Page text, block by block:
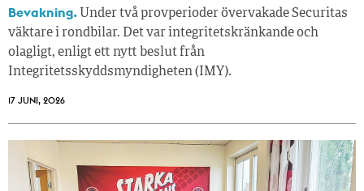
Bevakning. Under två provperioder övervakade Securitas
väktare i rondbilar. Det var integritetskränkande och
olagligt, enligt ett nytt beslut från
Integritetsskyddsmyndigheten (IMY).
17 JUNI, 2026